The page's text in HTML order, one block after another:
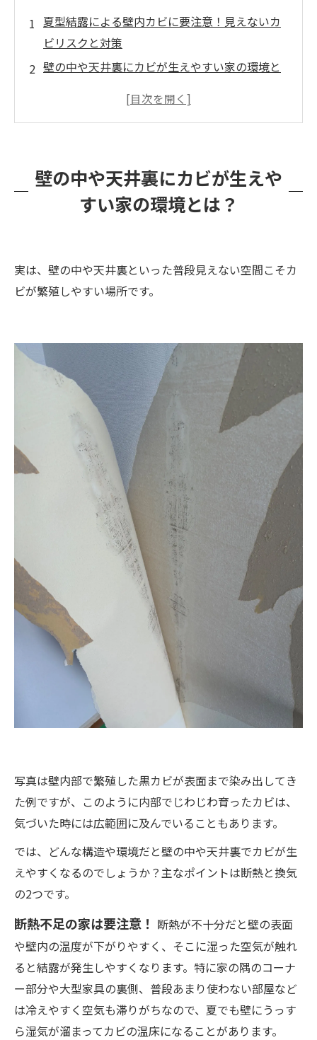
夏型結露による壁内カビに要注意！見えないカ
ビリスクと対策
壁の中や天井裏にカビが生えやすい家の環境と
見えないカビのサイン：臭いやアレルギー症状
カビリスク
カビ取りはプロにお任せ！カビバスターズ福岡
付けない工夫
「おかしいな？」と思ったら専門業者へ相談を
壁の中や天井裏にカビが生えや
すい家の環境とは？
実は、壁の中や天井裏といった普段見えない空間こそカ
ビが繁殖しやすい場所です。
写真は壁内部で繁殖した黒カビが表面まで染み出してき
た例ですが、このように内部でじわじわ育ったカビは、
気づいた時には広範囲に及んでいることもあります。
では、どんな構造や環境だと壁の中や天井裏でカビが生
えやすくなるのでしょうか？主なポイントは断熱と換気
の2つです。
断熱不足の家は要注意！ 断熱が不十分だと壁の表面
や壁内の温度が下がりやすく、そこに湿った空気が触れ
ると結露が発生しやすくなります。特に家の隅のコーナ
ー部分や大型家具の裏側、普段あまり使わない部屋など
は冷えやすく空気も滞りがちなので、夏でも壁にうっす
ら湿気が溜まってカビの温床になることがあります。